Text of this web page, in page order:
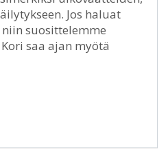
Jos haluat
suosittelemme
saa ajan myötä